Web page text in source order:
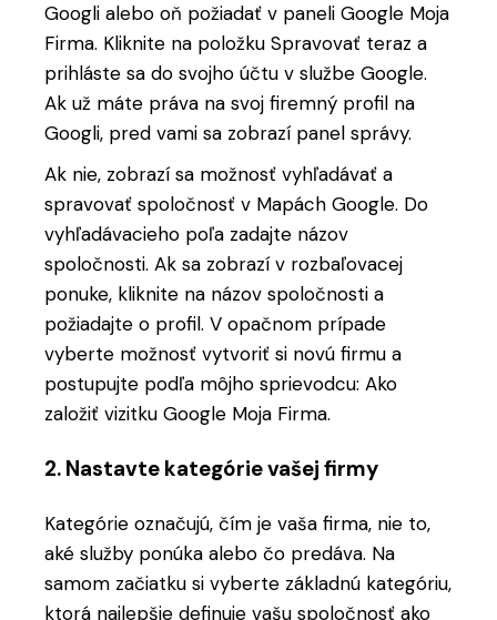
Googli alebo oň požiadať v paneli Google Moja
Firma. Kliknite na položku Spravovať teraz a
prihláste sa do svojho účtu v službe Google.
Ak už máte práva na svoj firemný profil na
Googli, pred vami sa zobrazí panel správy.
Ak nie, zobrazí sa možnosť vyhľadávať a
spravovať spoločnosť v Mapách Google. Do
vyhľadávacieho poľa zadajte názov
spoločnosti. Ak sa zobrazí v rozbaľovacej
ponuke, kliknite na názov spoločnosti a
požiadajte o profil. V opačnom prípade
vyberte možnosť vytvoriť si novú firmu a
postupujte podľa môjho sprievodcu: Ako
založiť vizitku Google Moja Firma.
2. Nastavte kategórie vašej firmy
Kategórie označujú, čím je vaša firma, nie to,
aké služby ponúka alebo čo predáva. Na
samom začiatku si vyberte základnú kategóriu,
ktorá najlepšie definuje vašu spoločnosť ako